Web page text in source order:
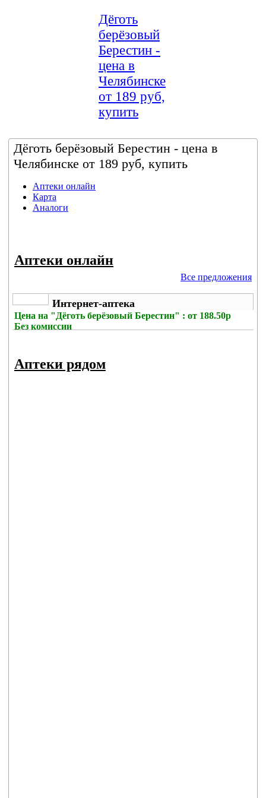
Дёготь
берёзовый
Берестин -
цена в
Челябинске
от 189 руб,
купить
Дёготь берёзовый Берестин - цена в
Челябинске от 189 руб, купить
Аптеки онлайн
Карта
Аналоги
Аптеки онлайн
Все предложения
Интернет-аптека
Цена на "Дёготь берёзовый Берестин" : от 188.50р
Без комиссии
Аптеки рядом